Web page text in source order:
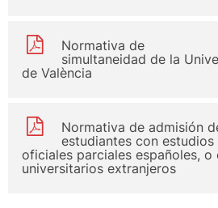
Normativa de
simultaneidad de la
de València
Normativa de admisión
estudiantes con
oficiales parciales españoles, o
universitarios extranjeros